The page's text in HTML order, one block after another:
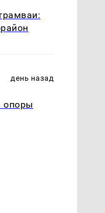
день назад
опоры